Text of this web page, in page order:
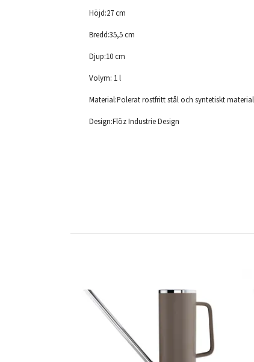
Höjd:27 cm
Bredd:35,5 cm
Djup:10 cm
Volym: 1 l
Material:Polerat rostfritt stål och syntetiskt material
Design:Flöz Industrie Design